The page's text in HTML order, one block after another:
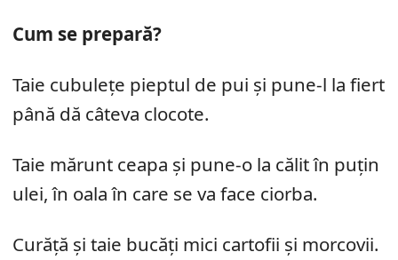
Cum se prepară?
Taie cubulețe pieptul de pui și pune-l la fiert
până dă câteva clocote.
Taie mărunt ceapa și pune-o la călit în puțin
ulei, în oala în care se va face ciorba.
Curăță și taie bucăți mici cartofii și morcovii.